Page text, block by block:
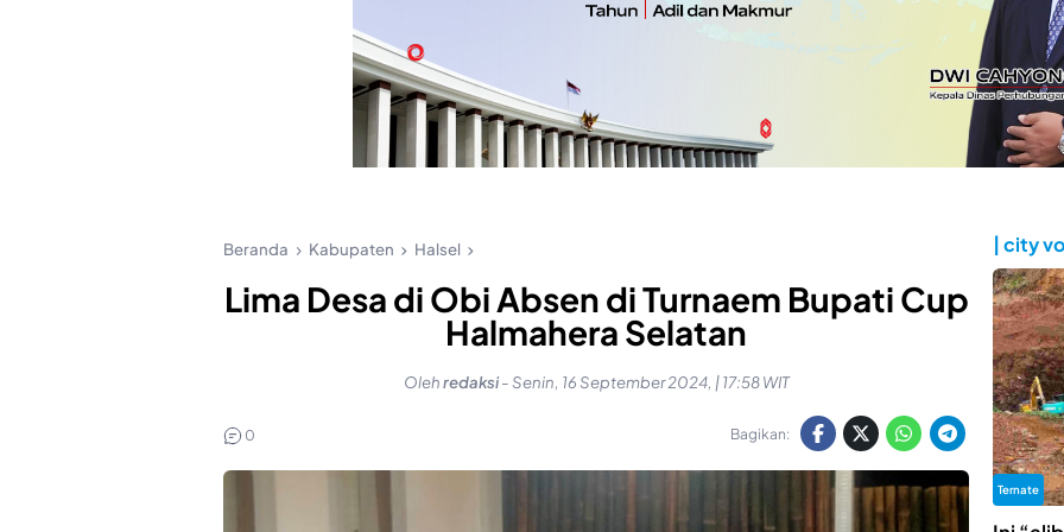
Beranda Kabupaten Halsel
Lima Desa di Obi Absen di Turnaem Bupati Cup
Halmahera Selatan
Olehredaksi -Senin, 16 September 2024, | 17:58 WIT
0 Bagikan:
| city
Ternate